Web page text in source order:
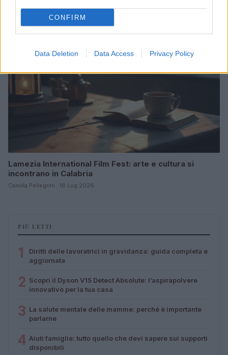
CONFIRM
Data Deletion Data Access Privacy Policy
NEWS E ATTUALITÀ
Lamezia International Film Fest: arte e cultura si
incontrano in Calabria
Camilla Pellegrini · 16 Lug 2026
PIÙ LETTI
1
Diritti delle lavoratrici in gravidanza: guida completa e
aggiornata
2 Scopri il Dyson V15 Detect Absolute: l’aspirapolvere
innovativo per la tua casa
3 La salute mentale delle mamme: perché è importante
parlarne
4 Aiuti famiglie: tutto quello che devi sapere sui supporti
disponibili